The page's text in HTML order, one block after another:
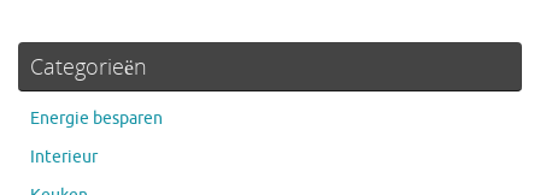
Categorieën
Energie besparen
Interieur